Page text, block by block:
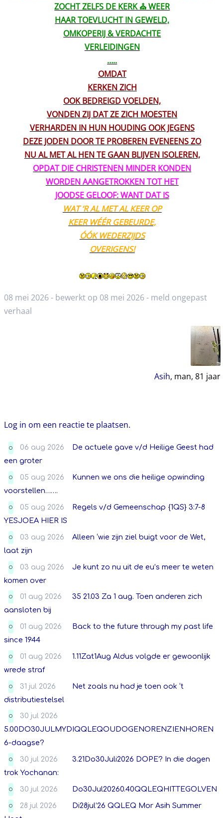
ZOCHT ZELFS DE KERK ⛪️ WEER
HAAR TOEVLUCHT IN GEWELD,
OMKOPERIJ & VERDACHTE
VERLEIDINGEN
…..
OMDAT
KERKEN ZICH
OOK BEDREIGD VOELDEN,
VONDEN ZIJ DAT ZE ZICH MOESTEN
VERHARDEN IN HUN HOUDING OOK JEGENS
DEZE JODEN DOOR TE PROBEREN EVENEENS ZO
NU AL MET AL HEN TE GAAN BLIJVEN ISOLEREN,
OPDAT DIE CHRISTENEN MINDER KONDEN
WORDEN AANGETROKKEN TOT HET
JOODSE GELOOF: WANT DAT IS
WAT ‘R AL MET AL KEER OP
KEER WÉÉR GEBEURDE,
ÓÓK WEDERZIJDS
OVERIGENS!
08 mei 2026 - bewerkt op 08 mei 2026 - meld ongepast
verhaal
Asih, man, 81 jaar
Log in om een reactie te plaatsen.
O 06 aug 2026
De actuele gave v/d Heilige Geest had
een groter
O 05 aug 2026
Kunnen we ons die heilige opwinding
voorstellen…….
O 05 aug 2026
Regels v/d Gemeenschap {1QS} 3:7-8
YESJOEA HIER IS
O 03 aug 2026
Alleen ‘wie zijn ziel buigt voor de Wet,
laat zijn
O 03 aug 2026
Je kunt zo nu uit de eu’s meer te weten
komen over
O 01 aug 2026
35 21.03 Za 1 aug. Toen anderen zich
aansloten bij
O 01 aug 2026
Back to the future through my past life
since 1944
O 01 aug 2026
1.11Zat1Aug Aldus volgde er gewoonlijk
wrede straf
O 31 jul 2026
Net zoals nu had je toen ook ‘t
distributiestelsel
O
30 jul 2026
5.00DO30JULMYDIQQLEQOUDOGENORENZIENHOREN
6-daagse?
O 30 jul 2026
3.21Do30Juli2026 DOPE? In die dagen
trok Yochanan:
O 30 jul 2026 Do30Jul20260.40QQLEQHITTEGOLVEN
O 28 jul 2026
Di28jul’26 QQLEQ Mor Asih Summer